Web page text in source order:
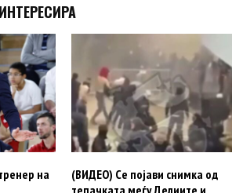
на
(ВИДЕО) Се појави снимка од
тепачката меѓу Делиите и